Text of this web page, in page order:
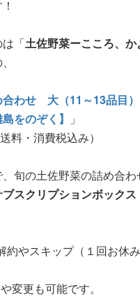
！
「土佐野菜ーこころ、
、
わせ 大（11～13品目）
をのぞく】
」
料・消費税込み）
旬の土佐野菜の詰め合わ
スクリプションボックス
約やスキップ（１回お休
変更も可能です。